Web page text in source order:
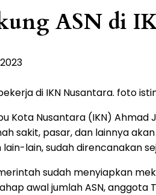
ASN di
di IKN Nusantara. foto
Ibu Kota Nusantara (IKN)
sakit, pasar, dan lainnya
lain, sudah direncanakan
sudah menyiapkan
awal jumlah ASN,